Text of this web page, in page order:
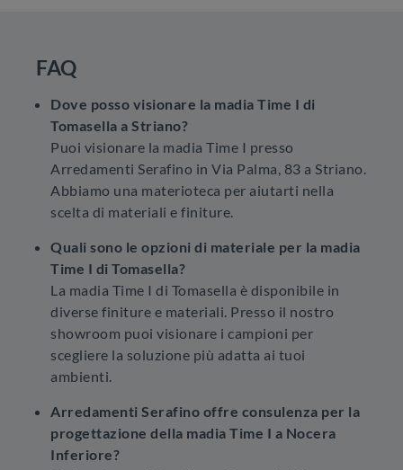
FAQ
Dove posso visionare la madia Time I di
Tomasella a Striano?
Puoi visionare la madia Time I presso
Arredamenti Serafino in Via Palma, 83 a Striano.
Abbiamo una materioteca per aiutarti nella
scelta di materiali e finiture.
Quali sono le opzioni di materiale per la madia
Time I di Tomasella?
La madia Time I di Tomasella è disponibile in
diverse finiture e materiali. Presso il nostro
showroom puoi visionare i campioni per
scegliere la soluzione più adatta ai tuoi
ambienti.
Arredamenti Serafino offre consulenza per la
progettazione della madia Time I a Nocera
Inferiore?